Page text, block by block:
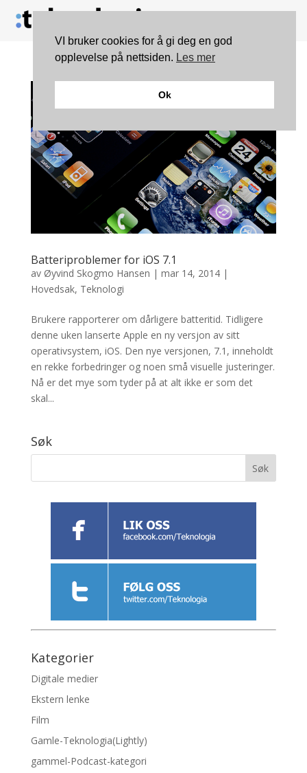
Batteriproblemer for iOS 7.1
av Øyvind Skogmo Hansen | mar 14, 2014|
Hovedsak, Teknologi
Brukere rapporterer om dårligere batteritid. Tidligere
denne uken lanserte Apple en ny versjon av sitt
operativsystem, iOS. Den nye versjonen, 7.1, inneholdt
en rekke forbedringer og noen små visuelle justeringer.
Nå er det mye som tyder på at alt ikke er som det
skal...
Søk
Kategorier
Digitale medier
Ekstern lenke
Film
Gamle-Teknologia(Lightly)
gammel-Podcast-kategori
VI bruker cookies for å gi deg en god
opplevelse på nettsiden. Les mer
Ok